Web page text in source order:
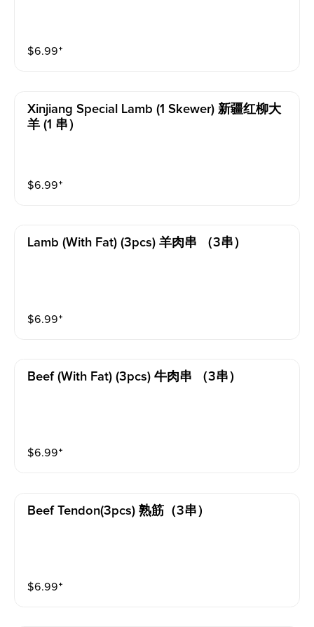
$6.99⁺
Xinjiang Special Lamb (1 Skewer) 新疆红柳大
羊 (1 串）
$6.99⁺
Lamb (with Fat) (3pcs) 羊肉串 （3串）
$6.99⁺
Beef (with Fat) (3pcs) 牛肉串 （3串）
$6.99⁺
Beef Tendon(3pcs) 熟筋（3串）
$6.99⁺